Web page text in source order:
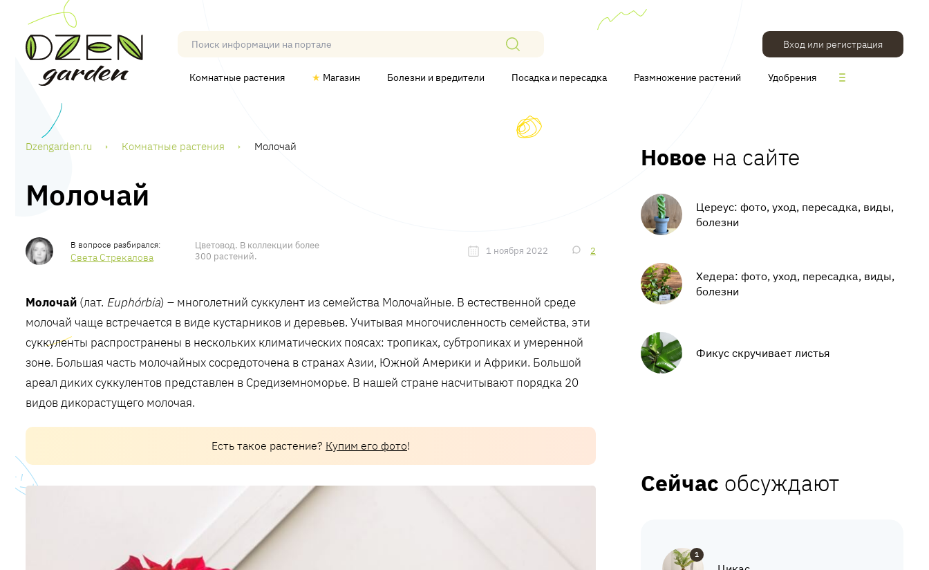
Вход или регистрация
Комнатные растения ★ Магазин Болезни и вредители Посадка и пересадка Размножение растений Удобрения
Dzengarden.ru Комнатные растения Молочай
Молочай
Света Стрекалова
Цветовод. В коллекции более
300 растений.
1 ноября 2022 2
Молочай (лат. Euphórbia) – многолетний суккулент из семейства Молочайные. В естественной среде
молочай чаще встречается в виде кустарников и деревьев. Учитывая многочисленность семейства, эти
суккуленты распространены в нескольких климатических поясах: тропиках, субтропиках и умеренной
зоне. Большая часть молочайных сосредоточена в странах Азии, Южной Америки и Африки. Большой
ареал диких суккулентов представлен в Средиземноморье. В нашей стране насчитывают порядка 20
видов дикорастущего молочая.
Есть такое растение? Купим его фото!
Новое на сайте
Цереус: фото, уход, пересадка, виды,
болезни
Хедера: фото, уход, пересадка, виды,
болезни
Фикус скручивает листья
Сейчас обсуждают
1